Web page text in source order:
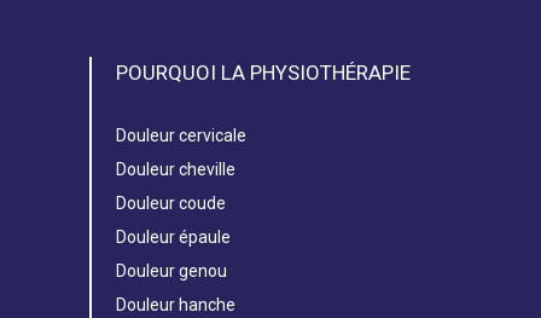
POURQUOI LA PHYSIOTHÉRAPIE
Douleur cervicale
Douleur cheville
Douleur coude
Douleur épaule
Douleur genou
Douleur hanche